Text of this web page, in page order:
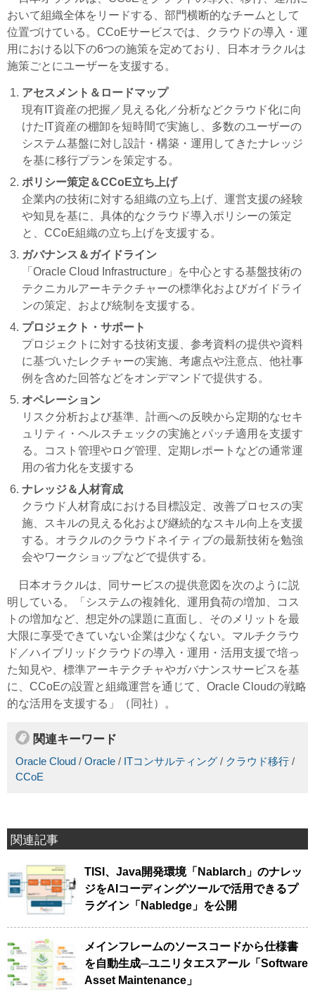
おいて組織全体をリードする、部門横断的なチームとして
位置づけている。CCoEサービスでは、クラウドの導入・運
用における以下の6つの施策を定めており、日本オラクルは
施策ごとにユーザーを支援する。
アセスメント＆ロードマップ
現有IT資産の把握／見える化／分析などクラウド化に向
けたIT資産の棚卸を短時間で実施し、多数のユーザーの
システム基盤に対し設計・構築・運用してきたナレッジ
を基に移行プランを策定する。
ポリシー策定＆CCoE立ち上げ
企業内の技術に対する組織の立ち上げ、運営支援の経験
や知見を基に、具体的なクラウド導入ポリシーの策定
と、CCoE組織の立ち上げを支援する。
ガバナンス＆ガイドライン
「Oracle Cloud Infrastructure」を中心とする基盤技術の
テクニカルアーキテクチャーの標準化およびガイドライ
ンの策定、および統制を支援する。
プロジェクト・サポート
プロジェクトに対する技術支援、参考資料の提供や資料
に基づいたレクチャーの実施、考慮点や注意点、他社事
例を含めた回答などをオンデマンドで提供する。
オペレーション
リスク分析および基準、計画への反映から定期的なセキ
ュリティ・ヘルスチェックの実施とパッチ適用を支援す
る。コスト管理やログ管理、定期レポートなどの通常運
用の省力化を支援する
ナレッジ＆人材育成
クラウド人材育成における目標設定、改善プロセスの実
施、スキルの見える化および継続的なスキル向上を支援
する。オラクルのクラウドネイティブの最新技術を勉強
会やワークショップなどで提供する。
日本オラクルは、同サービスの提供意図を次のように説
明している。「システムの複雑化、運用負荷の増加、コス
トの増加など、想定外の課題に直面し、そのメリットを最
大限に享受できていない企業は少なくない。マルチクラウ
ド／ハイブリッドクラウドの導入・運用・活用支援で培っ
た知見や、標準アーキテクチャやガバナンスサービスを基
に、CCoEの設置と組織運営を通じて、Oracle Cloudの戦略
的な活用を支援する」（同社）。
関連キーワード
Oracle Cloud / Oracle / ITコンサルティング / クラウド移行 /
CCoE
関連記事
TISI、Java開発環境「Nablarch」のナレッ
ジをAIコーディングツールで活用できるプ
ラグイン「Nabledge」を公開
メインフレームのソースコードから仕様書
を自動生成─ユニリタエスアール「Software
Asset Maintenance」